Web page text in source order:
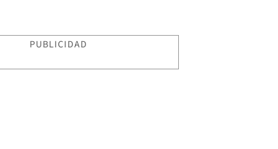
PUBLICIDAD